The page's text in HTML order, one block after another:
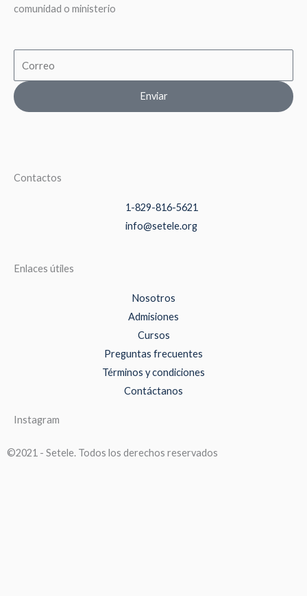
comunidad o ministerio
Enviar
Contactos
1-829-816-5621
info@setele.org
Enlaces útiles
Nosotros
Admisiones
Cursos
Preguntas frecuentes
Términos y condiciones
Contáctanos
Instagram
©2021 - Setele. Todos los derechos reservados